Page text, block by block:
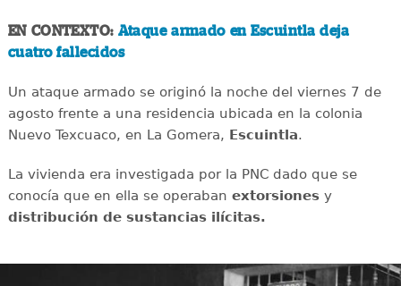
EN CONTEXTO: Ataque armado en Escuintla deja
cuatro fallecidos
Un ataque armado se originó la noche del viernes 7 de
agosto frente a una residencia ubicada en la colonia
Nuevo Texcuaco, en La Gomera, Escuintla.
La vivienda era investigada por la PNC dado que se
conocía que en ella se operaban extorsionesy
distribución de sustancias ilícitas.